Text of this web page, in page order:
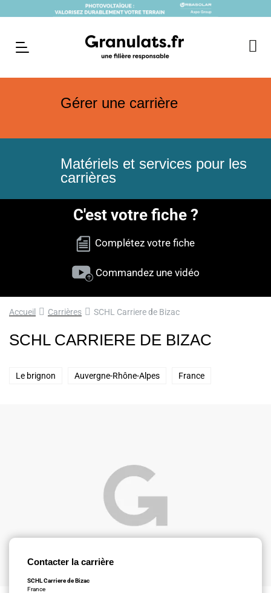
Gérer une carrière
Matériels et services pour les
carrières
C'est votre fiche ?
Complétez votre fiche
Commandez une vidéo
Accueil Carrières SCHL Carriere de Bizac
SCHL CARRIERE DE BIZAC
Le brignon Auvergne-Rhône-Alpes France
Contacter la carrière
SCHL Carriere de Bizac
France